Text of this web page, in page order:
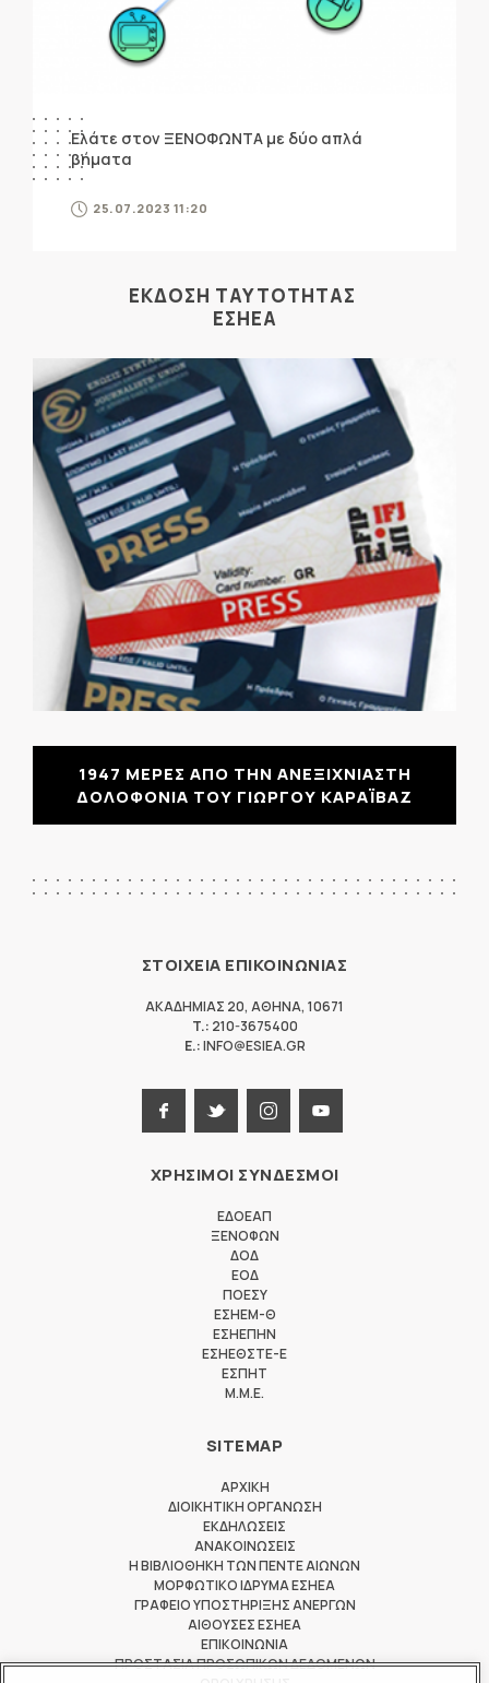
Ελάτε στον ΞΕΝΟΦΩΝΤΑ με δύο απλά
βήματα
25.07.2023 11:20
ΕΚΔΟΣΗ ΤΑΥΤΟΤΗΤΑΣ
ΕΣΗΕΑ
1947 ΜΕΡΕΣ ΑΠΟ ΤΗΝ ΑΝΕΞΙΧΝΙΑΣΤΗ
ΔΟΛΟΦΟΝΙΑ ΤΟΥ ΓΙΩΡΓΟΥ ΚΑΡΑΪΒΑΖ
ΣΤΟΙΧΕΙΑ ΕΠΙΚΟΙΝΩΝΙΑΣ
ΑΚΑΔΗΜΙΑΣ 20, ΑΘΗΝΑ, 10671
T.: 210-3675400
E.:INFO@ESIEA.GR
ΧΡΗΣΙΜΟΙ ΣΥΝΔΕΣΜΟΙ
ΕΔΟΕΑΠ
ΞΕΝΟΦΩΝ
ΔΟΔ
ΕΟΔ
ΠΟΕΣΥ
ΕΣΗΕΜ-Θ
ΕΣΗΕΠΗΝ
ΕΣΗΕΘΣΤΕ-Ε
ΕΣΠΗΤ
M.M.E.
SITEMAP
ΑΡΧΙΚΗ
ΔΙΟΙΚΗΤΙΚΗ ΟΡΓΑΝΩΣΗ
ΕΚΔΗΛΩΣΕΙΣ
ΑΝΑΚΟΙΝΩΣΕΙΣ
Η ΒΙΒΛΙΟΘΗΚΗ ΤΩΝ ΠΕΝΤΕ ΑΙΩΝΩΝ
ΜΟΡΦΩΤΙΚΟ ΙΔΡΥΜΑ ΕΣΗΕΑ
ΓΡΑΦΕΙΟ ΥΠΟΣΤΗΡΙΞΗΣ ΑΝΕΡΓΩΝ
ΑΙΘΟΥΣΕΣ ΕΣΗΕΑ
ΕΠΙΚΟΙΝΩΝΙΑ
ΠΡΟΣΤΑΣΙΑ ΠΡΟΣΩΠΙΚΩΝ ΔΕΔΟΜΕΝΩΝ